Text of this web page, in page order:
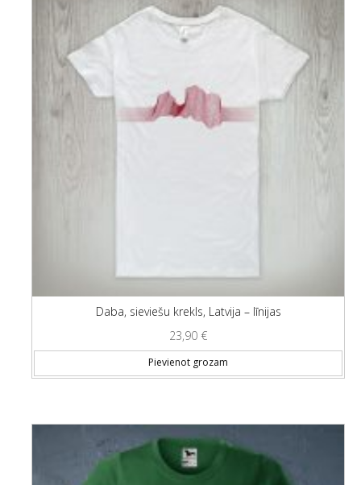
Daba, sieviešu krekls, Latvija – līnijas
23,90 €
Pievienot grozam